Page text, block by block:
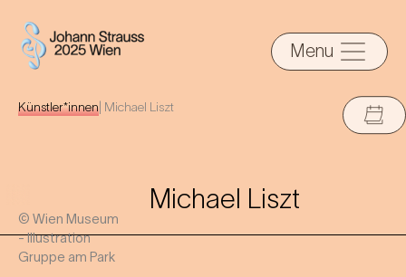
Menu
Künstler*innen Michael Liszt
© Wien Museum
- Illustration
Gruppe am Park
Michael Liszt